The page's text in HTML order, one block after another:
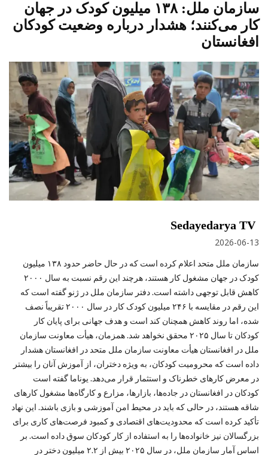
سازمان ملل: ۱۳۸ میلیون کودک در جهان
کار می‌کنند؛ هشدار درباره وضعیت کودکان
افغانستان
Sedayedarya TV
2026-06-13
سازمان ملل متحد اعلام کرده است که در حال حاضر حدود ۱۳۸ میلیون
کودک در جهان مشغول کار هستند، هرچند این رقم نسبت به سال ۲۰۰۰
کاهش قابل توجهی داشته است. دفتر سازمان ملل در ژنو گفته است که
این رقم در مقایسه با ۲۴۶ میلیون کودک کار در سال ۲۰۰۰ تقریباً نصف
شده، اما روند کاهش همچنان کند است و هدف جهانی برای پایان کار
کودکان تا سال ۲۰۲۵ محقق نخواهد شد. همزمان، هیأت معاونت سازمان
ملل در افغانستان هیأت معاونت سازمان ملل متحد در افغانستان هشدار
داده است که محرومیت کودکان، به‌ ویژه دختران، از آموزش آنان را بیشتر
در معرض کارهای خطرناک و استثمار قرار می‌دهد. یوناما گفته است
کودکان در افغانستان در جاده‌ها، بازارها، مزارع و کارگاه‌ها مشغول کارهای
شاقه هستند، در حالی که باید در محیط امن آموزشی و بازی باشند. این نهاد
تأکید کرده است که محدودیت‌های اقتصادی و کمبود فرصت‌های کاری برای
بزرگسالان نیز خانواده‌ها را به استفاده از کار کودکان سوق داده است. بر
اساس آمار سازمان ملل، در سال ۲۰۲۵ بیش از ۲.۲ میلیون دختر در